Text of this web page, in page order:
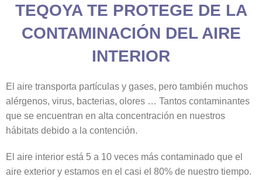
TEQOYA TE PROTEGE DE LA
CONTAMINACIÓN DEL AIRE
INTERIOR
El aire transporta partículas y gases, pero también muchos
alérgenos, virus, bacterias, olores … Tantos contaminantes
que se encuentran en alta concentración en nuestros
hábitats debido a la contención.
El aire interior está 5 a 10 veces más contaminado que el
aire exterior y estamos en el casi el 80% de nuestro tiempo.